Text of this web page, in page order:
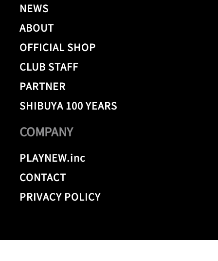
NEWS
ABOUT
OFFICIAL SHOP
CLUB STAFF
PARTNER
SHIBUYA 100 YEARS
COMPANY
PLAYNEW.inc
CONTACT
PRIVACY POLICY